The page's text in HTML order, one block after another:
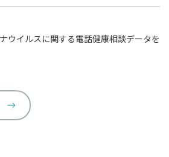
ウイルスに関する電話健康相談データを